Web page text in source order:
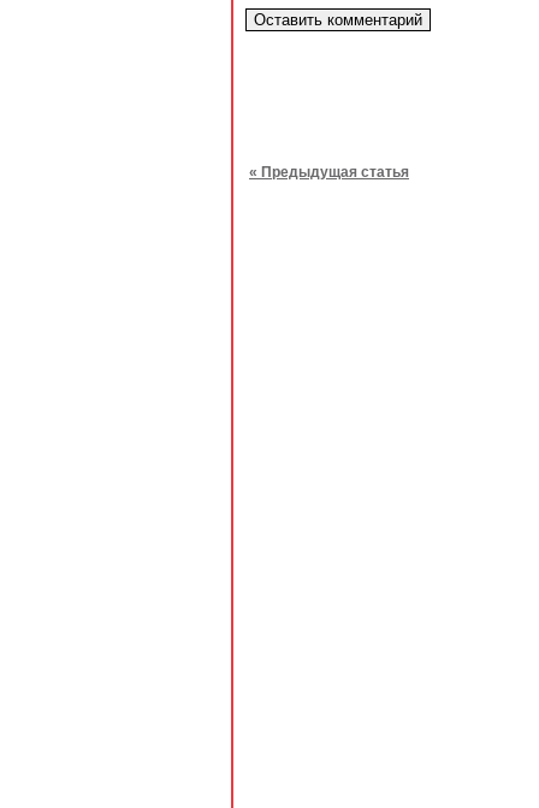
« Предыдущая статья